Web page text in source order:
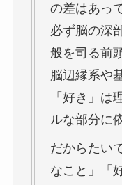
の差はあっ
必ず脳の深
般を司る前
脳辺縁系や
「好き」は
ルな部分に
だからたい
なこと」「